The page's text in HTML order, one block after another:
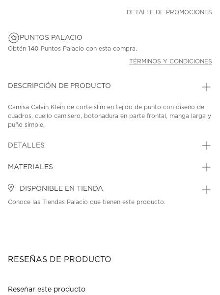
DETALLE DE PROMOCIONES
PUNTOS PALACIO
Obtén 140 Puntos Palacio con esta compra.
TÉRMINOS Y CONDICIONES
DESCRIPCIÓN DE PRODUCTO
Camisa Calvin Klein de corte slim en tejido de punto con diseño de
cuadros, cuello camisero, botonadura en parte frontal, manga larga y
puño simple.
DETALLES
MATERIALES
DISPONIBLE EN TIENDA
Conoce las Tiendas Palacio que tienen este producto.
RESEÑAS DE PRODUCTO
Reseñar este producto